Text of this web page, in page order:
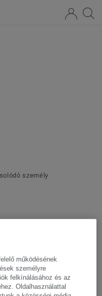
személy
működésének
személyre
felkínálásához és az
Oldalhasználattal